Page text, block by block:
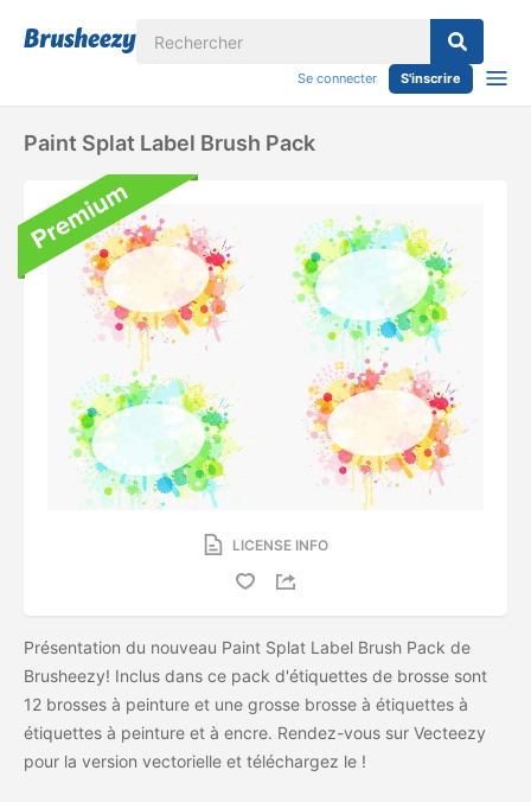
Se connecter S'inscrire
Paint Splat Label Brush Pack
LICENSE INFO
Présentation du nouveau Paint Splat Label Brush Pack de
Brusheezy! Inclus dans ce pack d'étiquettes de brosse sont
12 brosses à peinture et une grosse brosse à étiquettes à
étiquettes à peinture et à encre. Rendez-vous sur Vecteezy
pour la version vectorielle et téléchargez le !